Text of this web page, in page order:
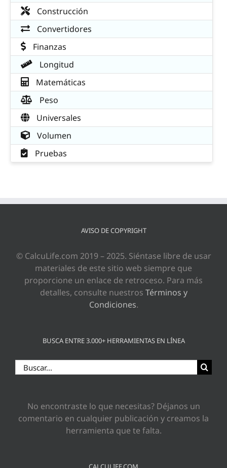
Construcción
Convertidores
Finanzas
Longitud
Matemáticas
Peso
Universales
Volumen
Pruebas
AVISO DE COPYRIGHT
© CalcuLife.com 2019 – 2025. Siéntase libre de usar
materiales de este sitio web siempre que
proporcione un enlace de retroceso. Para más
detalles, consulte nuestros Términos y
Condiciones.
BUSCA ENTRE 3.000+ HERRAMIENTAS EN LÍNEA
Buscar:
No encontraste lo que necesitas? Déjanos un
comentario en cualquier publicación y creamos la
herramienta que te falta.